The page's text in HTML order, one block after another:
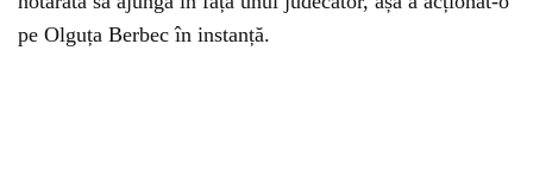
pe Olguța Berbec în instanță.